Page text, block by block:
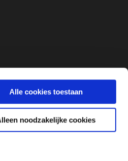
Alle cookies toestaan
noodzakelijke cookies
Bezoek
onze
Youtube
Visit
our
Pinterest